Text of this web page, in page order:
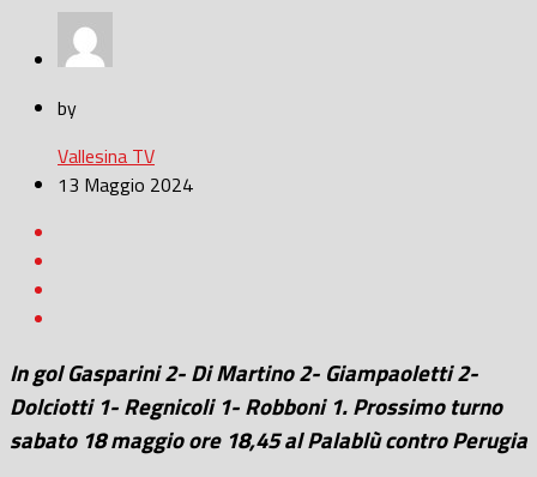
by
Vallesina TV
13 Maggio 2024
In gol Gasparini 2- Di Martino 2- Giampaoletti 2-
Dolciotti 1- Regnicoli 1- Robboni 1. Prossimo turno
sabato 18 maggio ore 18,45 al Palablù contro Perugia